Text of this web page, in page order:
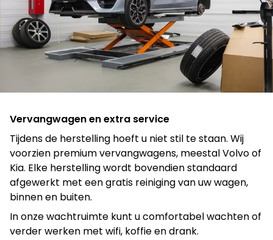
Vervangwagen en extra service
Tijdens de herstelling hoeft u niet stil te staan. Wij
voorzien premium vervangwagens, meestal Volvo of
Kia. Elke herstelling wordt bovendien standaard
afgewerkt met een gratis reiniging van uw wagen,
binnen en buiten.
In onze wachtruimte kunt u comfortabel wachten of
verder werken met wifi, koffie en drank.